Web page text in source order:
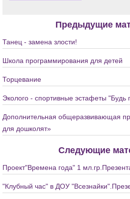
Предыдущие
Танец - замена злости!
Школа программирования для детей
Торцевание
Эколого - спортивные эстафеты "Будь
Дополнительная общеразвивающая
для дошколят»
Следующие
Проект"Времена года" 1
"Клубный час" в ДОУ